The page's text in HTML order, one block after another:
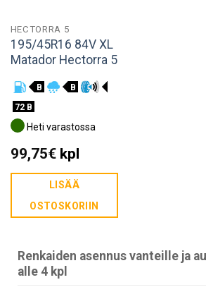
HECTORRA 5
195/45R16 84V XL
Matador Hectorra 5
B
B
72 B
Heti varastossa
99,75€kpl
LISÄÄ
OSTOSKORIIN
Renkaiden asennus vanteille ja
alle 4 kpl